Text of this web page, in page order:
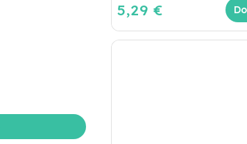
5,29 €